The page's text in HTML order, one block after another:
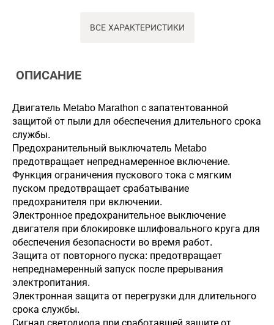
ВСЕ ХАРАКТЕРИСТИКИ
ОПИСАНИЕ
Двигатель Metabo Marathon с запатентованной
защитой от пыли для обеспечения длительного срока
службы.
Предохранительный выключатель Metabo
предотвращает непреднамеренное включение.
Функция ограничения пускового тока с мягким
пуском предотвращает срабатывание
предохранителя при включении.
Электронное предохранительное выключение
двигателя при блокировке шлифовального круга для
обеспечения безопасности во время работ.
Защита от повторного пуска: предотвращает
непреднамеренный запуск после прерывания
электропитания.
Электронная защита от перегрузки для длительного
срока службы.
Сигнал светодиода при сработавшей защите от